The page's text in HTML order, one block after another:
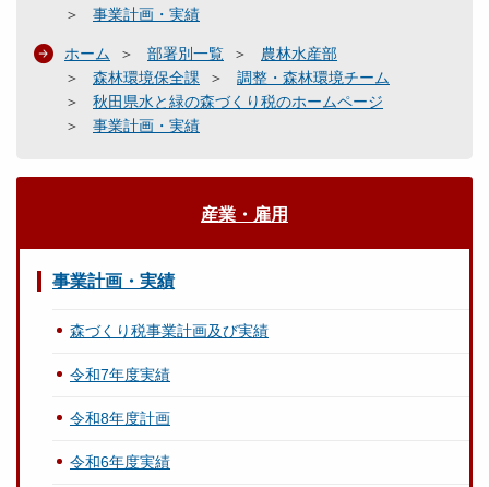
事業計画・実績
ホーム 部署別一覧
農林水産部
森林環境保全課
調整・森林環境チーム
秋田県水と緑の森づくり税のホームページ
事業計画・実績
産業・雇用
事業計画・実績
森づくり税事業計画及び実績
令和7年度実績
令和8年度計画
令和6年度実績